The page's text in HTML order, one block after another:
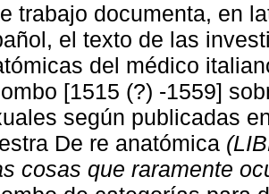
trabajo documenta, en
el texto de las
del médico
[1515 (?) -1559]
según publicadas
De re anatómica
cosas que raramente